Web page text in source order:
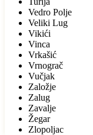
Vedro Polje
Veliki Lug
Vikići
Vinca
Vrkašić
Vrnograč
Vučjak
Založje
Zalug
Zavalje
Žegar
Zlopoljac